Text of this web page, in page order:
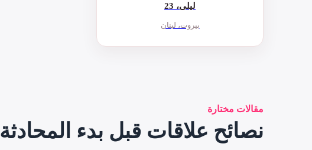
ليلى، 23
بيروت، لبنان
مقالات مختارة
نصائح علاقات قبل بدء المحادثة